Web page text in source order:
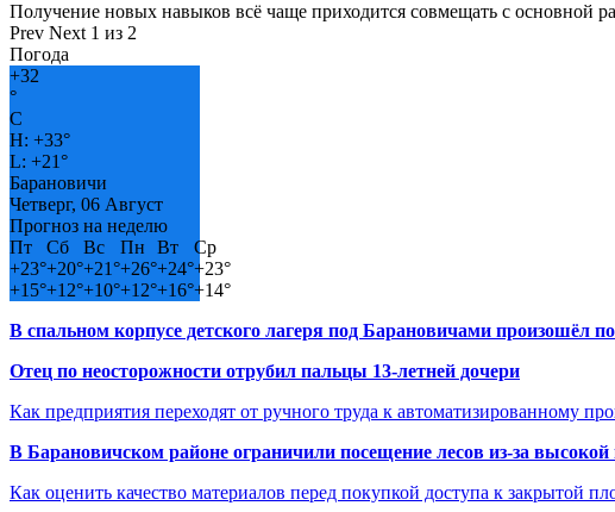
Получение новых навыков всё чаще приходится совмещать с основной
Prev Next 1 из 2
Погода
+32
°
C
H: +33°
L: +21°
Барановичи
Четверг, 06 Август
Прогноз на неделю
Пт
Сб Вс Пн Вт
Ср
+23°+20°+21°+26°+24°+23°
+15°+12°+10°+12°+16°+14°
В спальном корпусе детского лагеря под Барановичами произошёл
Отец по неосторожности отрубил пальцы 13-летней дочери
Как предприятия переходят от ручного труда к автоматизированному
В Барановичском районе ограничили посещение лесов из-за
Как оценить качество материалов перед покупкой доступа к закрытой